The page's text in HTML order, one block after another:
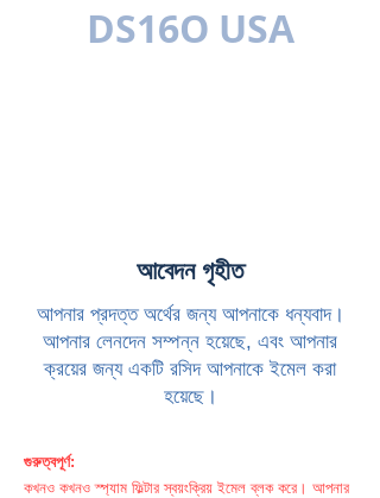
DS16O USA
আবেদন গৃহীত
আপনার প্রদত্ত অর্থের জন্য আপনাকে ধন্যবাদ।
আপনার লেনদেন সম্পন্ন হয়েছে, এবং আপনার
ক্রয়ের জন্য একটি রসিদ আপনাকে ইমেল করা
হয়েছে।
গুরুত্বপূর্ণ:
কখনও কখনও স্প্যাম ফিল্টার স্বয়ংক্রিয় ইমেল ব্লক করে। আপনার